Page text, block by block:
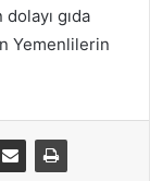
gıda
Yemenlilerin